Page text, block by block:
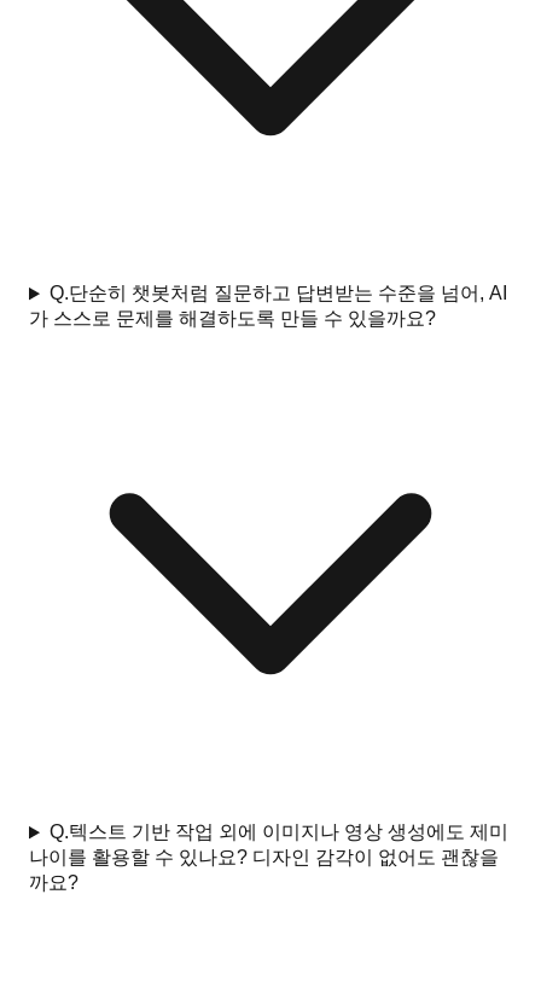
Q.단순히 챗봇처럼 질문하고 답변받는 수준을 넘어, AI
가 스스로 문제를 해결하도록 만들 수 있을까요?
Q.텍스트 기반 작업 외에 이미지나 영상 생성에도 제미
나이를 활용할 수 있나요? 디자인 감각이 없어도 괜찮을
까요?